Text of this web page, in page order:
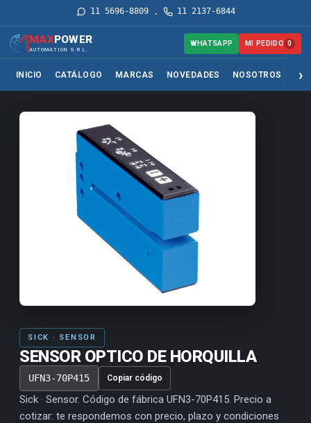
11 5696-8809· 11 2137-6844
MAXPOWER
AUTOMATION S.R.L.
INICIO CATÁLOGO MARCAS NOVEDADES NOSOTROS
WHATSAPP MI PEDIDO 0
SICK · SENSOR
SENSOR OPTICO DE HORQUILLA
UFN3-70P415 Copiar código
Sick · Sensor. Código de fábrica UFN3-70P415. Precio a
cotizar: te respondemos con precio, plazo y condiciones